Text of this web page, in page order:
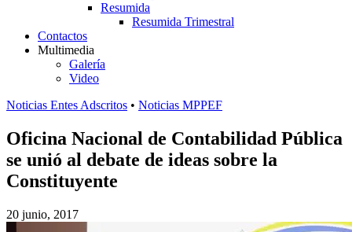
Resumida
Resumida Trimestral
Contactos
Multimedia
Galería
Video
Noticias Entes Adscritos • Noticias MPPEF
Oficina Nacional de Contabilidad Pública
se unió al debate de ideas sobre la
Constituyente
20 junio, 2017